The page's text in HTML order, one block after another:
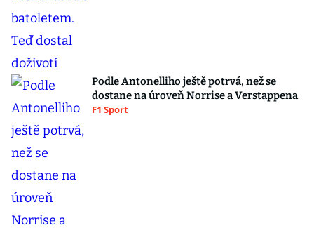
Podle Antonelliho ještě potrvá, než se
dostane na úroveň Norrise a Verstappena
F1 Sport